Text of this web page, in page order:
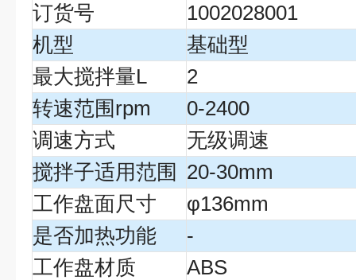
订货号
1002028001
机型
基础型
最大搅拌量L
2
转速范围rpm
0-2400
调速方式
无级调速
搅拌子适用范围 20-30mm
工作盘面尺寸
φ136mm
是否加热功能
-
工作盘材质
ABS